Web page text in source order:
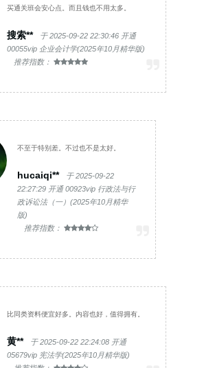
买通关班会安心点。而且钱也不用太多。
搜索**
于 2025-09-22 22:30:46 开通
00055vip 企业会计学(2025年10月精华版)
推荐指数：
不至于特别差。不过也不是太好。
hucaiqi**
于 2025-09-22
22:27:29 开通 00923vip 行政法与行
政诉讼法（一）(2025年10月精华
版)
推荐指数：
比同类资料便宜好多。内容也好，值得拥有。
黄**
于 2025-09-22 22:24:08 开通
05679vip 宪法学(2025年10月精华版)